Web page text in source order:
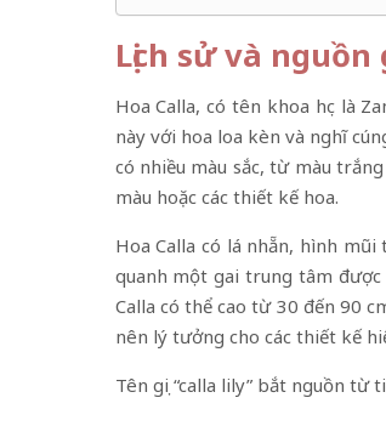
Lịch sử và
Hoa Calla, có tên khoa học là
này với hoa loa kèn và nghĩ
có nhiều màu sắc, từ màu
màu hoặc các thiết kế hoa.
Hoa Calla có lá nhẵn, hình
quanh một gai trung tâm
Calla có thể cao từ 30 đến 90
nên lý tưởng cho các thiết kế
Tên gọi “calla lily” bắt nguồn